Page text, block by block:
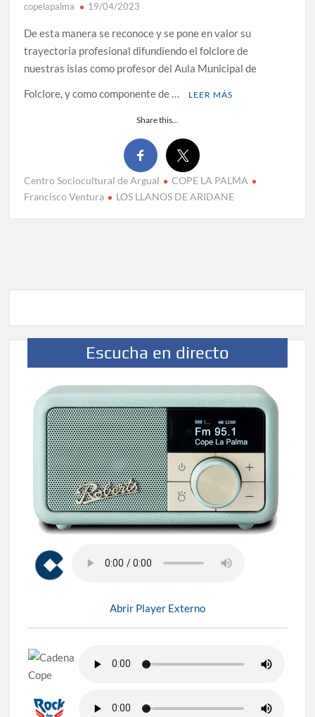
copelapalma 19/04/2023
De esta manera se reconoce y se pone en valor su
trayectoria profesional difundiendo el folclore de
nuestras islas como profesor del Aula Municipal de
Folclore, y como componente de …
LEER MÁS
Share this...
Centro Sociocultural de Argual
COPE LA PALMA
Francisco Ventura
LOS LLANOS DE ARIDANE
Escucha en directo
Abrir Player Externo